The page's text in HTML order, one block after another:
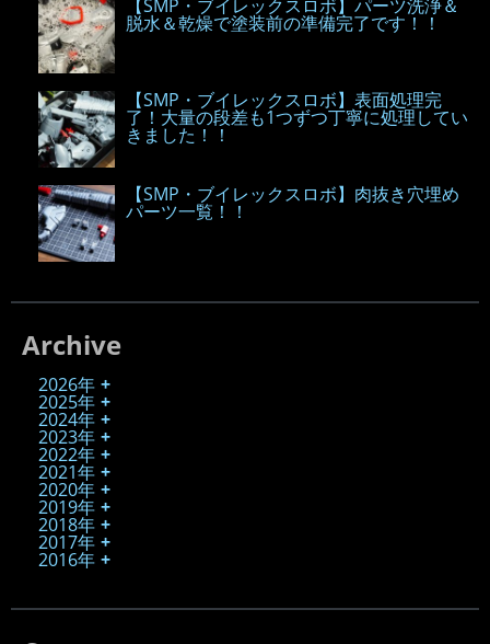
【SMP・ブイレックスロボ】パーツ洗浄＆
脱水＆乾燥で塗装前の準備完了です！！
【SMP・ブイレックスロボ】表面処理完
了！大量の段差も1つずつ丁寧に処理してい
きました！！
【SMP・ブイレックスロボ】肉抜き穴埋め
パーツ一覧！！
Archive
2026年
2025年
2024年
2023年
2022年
2021年
2020年
2019年
2018年
2017年
2016年